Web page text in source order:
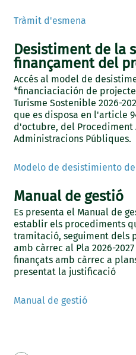
Tràmit d'esmena
Desistiment de la
finançament del
Accés al model de
*financiaciación de
Turisme Sostenible 2026-
que es disposa en l'article
d'octubre, del
Administracions Públiques.
Modelo de desistimiento
Manual de gestió
Es presenta el Manual de
establir els procediments
tramitació, seguiment dels
amb càrrec al Pla 2026-
finançats amb càrrec a
presentat la justificació
Manual de gestió